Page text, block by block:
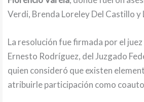
Verdi, Brenda Loreley Del Castillo y
La resolución fue firmada por el
Ernesto Rodríguez, del Juzgado
quien consideró que existen
atribuirle participación como